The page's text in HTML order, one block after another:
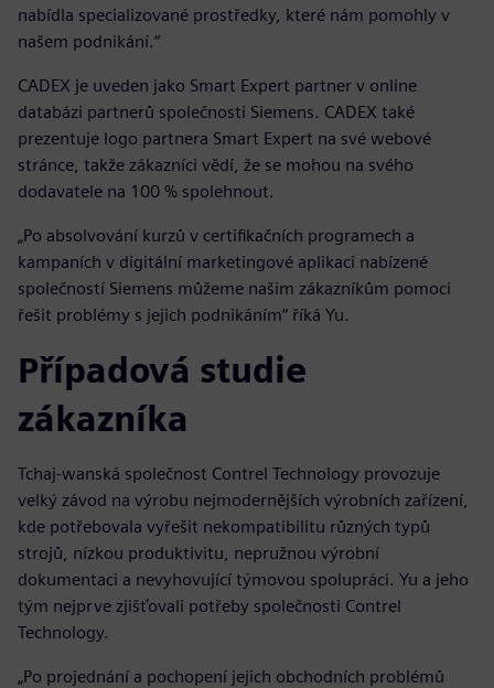
nabídla specializované prostředky, které nám pomohly v
našem podnikání.“
CADEX je uveden jako Smart Expert partner v online
databázi partnerů společnosti Siemens. CADEX také
prezentuje logo partnera Smart Expert na své webové
stránce, takže zákazníci vědí, že se mohou na svého
dodavatele na 100 % spolehnout.
„Po absolvování kurzů v certifikačních programech a
kampaních v digitální marketingové aplikaci nabízené
společností Siemens můžeme našim zákazníkům pomoci
řešit problémy s jejich podnikáním“ říká Yu.
Případová studie
zákazníka
Tchaj-wanská společnost Contrel Technology provozuje
velký závod na výrobu nejmodernějších výrobních zařízení,
kde potřebovala vyřešit nekompatibilitu různých typů
strojů, nízkou produktivitu, nepružnou výrobní
dokumentaci a nevyhovující týmovou spolupráci. Yu a jeho
tým nejprve zjišťovali potřeby společnosti Contrel
Technology.
„Po projednání a pochopení jejich obchodních problémů